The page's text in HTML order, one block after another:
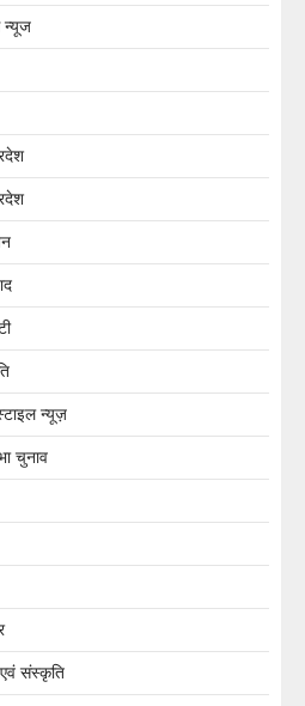
न्यूज
न्यूज़
चुनाव
संस्कृति